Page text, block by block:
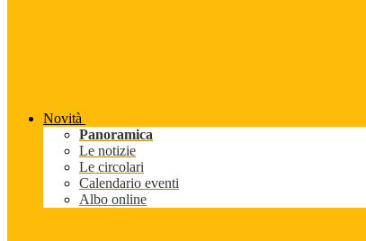
Novità
Panoramica
Le notizie
Le circolari
Calendario eventi
Albo online